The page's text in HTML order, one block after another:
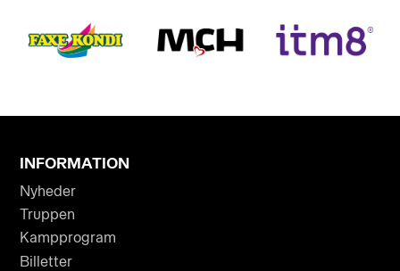
INFORMATION
Nyheder
Truppen
Kampprogram
Billetter